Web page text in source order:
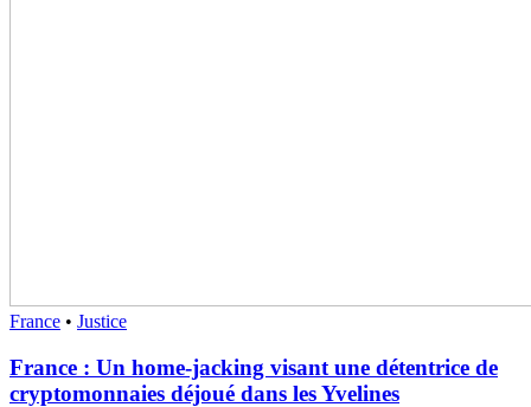
France • Justice
France : Un home-jacking visant une détentrice de
cryptomonnaies déjoué dans les Yvelines